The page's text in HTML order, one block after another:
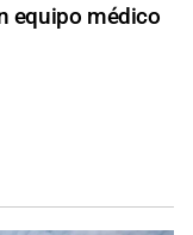
equipo médico